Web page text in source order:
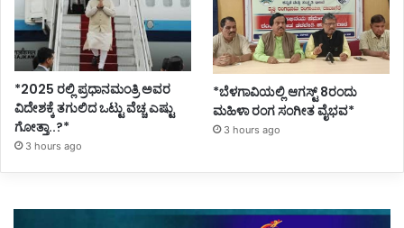
*2025 ರಲ್ಲಿ ಪ್ರಧಾನಮಂತ್ರಿ ಅವರ
ವಿದೇಶಕ್ಕೆ ತಗುಲಿದ ಒಟ್ಟು ವೆಚ್ಚ ಎಷ್ಟು
ಗೋತ್ತಾ..?*
3 hours ago
*ಬೆಳಗಾವಿಯಲ್ಲಿ ಆಗಸ್ಟ್ 8ರಂದು
ಮಹಿಳಾ ರಂಗ ಸಂಗೀತ ವೈಭವ*
3 hours ago